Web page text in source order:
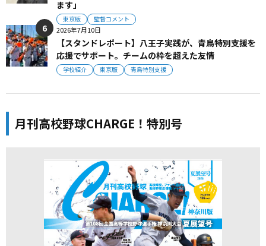
ます」
東京版 監督コメント
2026年7月10日
【スタンドレポート】八王子実践が、青鳥特別支援を
応援でサポート。チームの枠を超えた友情
学校紹介 東京版 青鳥特別支援
月刊高校野球CHARGE！特別号